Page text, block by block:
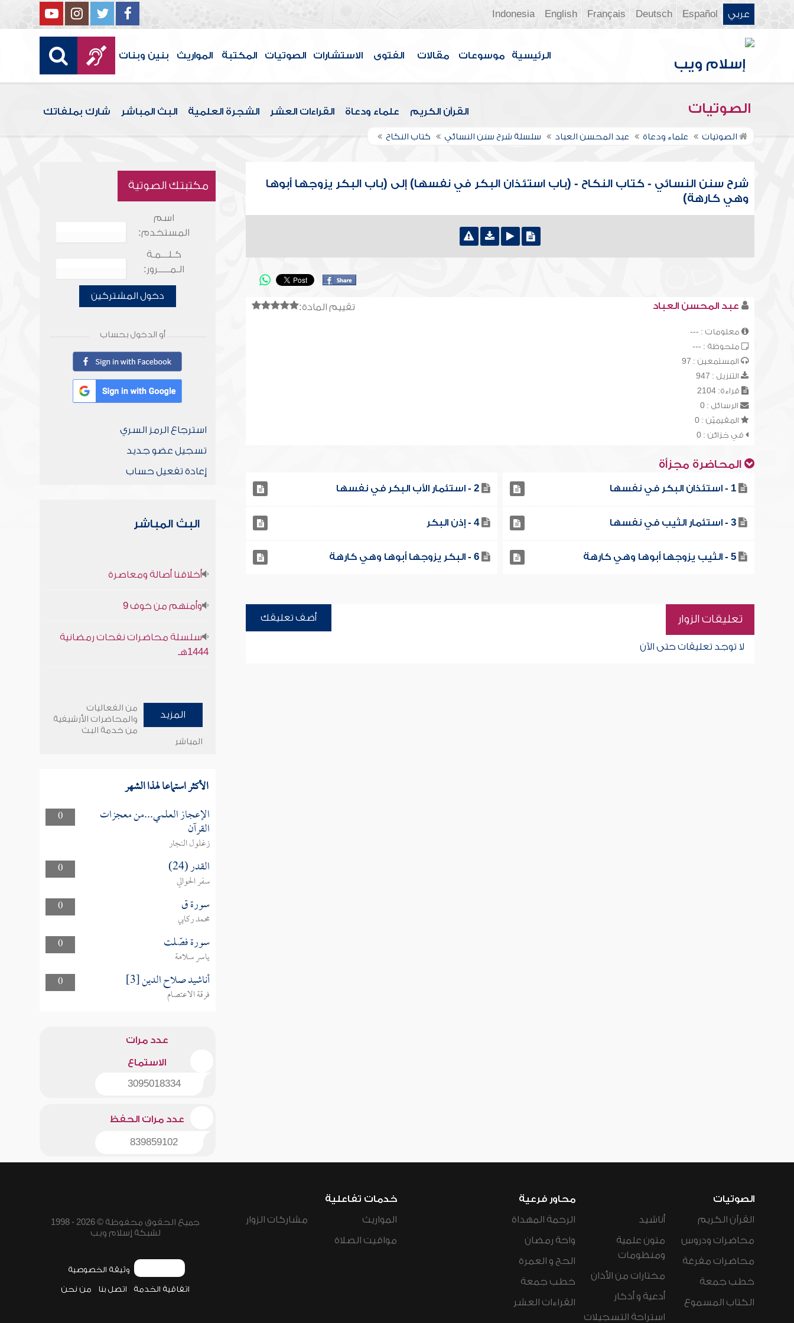
عربي Español
Deutsch
Français
English
Indonesia
الرئيسية موسوعات مقالات الفتوى الاستشارات الصوتيات المكتبة المواريث بنين وبنات
الصوتيات القرآن الكريم علماء ودعاة القراءات العشر الشجرة العلمية البث المباشر شارك بملفاتك
الصوتيات علماء ودعاة عبد المحسن العباد سلسلة شرح سنن النسائي كتاب النكاح
شرح سنن النسائي - كتاب النكاح - (باب استئذان البكر في نفسها) إلى (باب البكر يزوجها أبوها
وهي كارهة)
تقييم المادة: عبد المحسن العباد
معلومات : ---
ملحوظة : ---
المستمعين : 97
التنزيل : 947
قراءة: 2104
الرسائل : 0
المقيميّن : 0
في خزائن : 0
المحاضرة مجزأة
1 - استئذان البكر في نفسها 2 - استئمار الأب البكر في نفسها
3 - استئمار الثيب في نفسها 4 - إذن البكر
5 - الثيب يزوجها أبوها وهي كارهة 6 - البكر يزوجها أبوها وهي كارهة
تعليقات الزوار أضف تعليقك
لا توجد تعليقات حتى الآن
مكتبتك الصوتية
اسم
المستخدم:
كـلـــمـة
الـمـــــرور:
دخول المشتركين
أو الدخول بحساب
استرجاع الرمز السري
تسجيل عضو جديد
إعادة تفعيل حساب
البث المباشر
أخلاقنا أصالة ومعاصرة
وأمنهم من خوف 9
سلسلة محاضرات نفحات رمضانية
1444هـ
المزيد
من الفعاليات
والمحاضرات الأرشيفية
من خدمة البث
المباشر
الأكثر استماعا لهذا الشهر
0 الإعجاز العلمي...من معجزات
القرآن
زغلول النجار
0
القدر (24)
سفر الحوالي
0
سورة ق
محمد ركابي
0
سورة فصّلت
ياسر سلامة
0
أناشيد صلاح الدين [3]
فرقة الاعتصام
عدد مرات
الاستماع
3095018334
عدد مرات الحفظ
839859102
الصوتيات
القرآن الكريم
محاضرات ودروس
محاضرات مفرغة
خطب جمعة
الكتاب المسموع
أناشيد
متون علمية
ومنظومات
مختارات من الأذان
أدعية و أذكار
استراحة التسجيلات
محاور فرعية
الرحمة المهداة
واحة رمضان
الحج و العمرة
خطب جمعة
القراءات العشر
خدمات تفاعلية
المواريث
مواقيت الصلاة
مشاركات الزوار
جميع الحقوق محفوظة © 2026 - 1998
لشبكة إسلام ويب
وثيقة الخصوصية
اتفاقية الخدمة اتصل بنا من نحن